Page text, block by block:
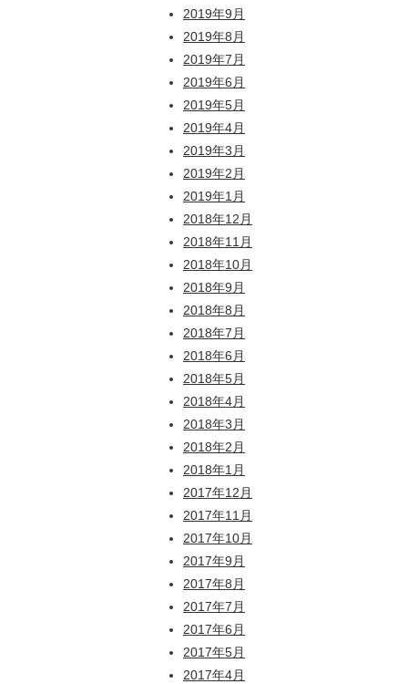
2019年9月
2019年8月
2019年7月
2019年6月
2019年5月
2019年4月
2019年3月
2019年2月
2019年1月
2018年12月
2018年11月
2018年10月
2018年9月
2018年8月
2018年7月
2018年6月
2018年5月
2018年4月
2018年3月
2018年2月
2018年1月
2017年12月
2017年11月
2017年10月
2017年9月
2017年8月
2017年7月
2017年6月
2017年5月
2017年4月